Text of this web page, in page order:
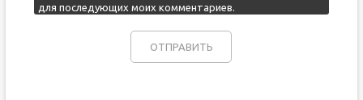
для последующих моих комментариев.